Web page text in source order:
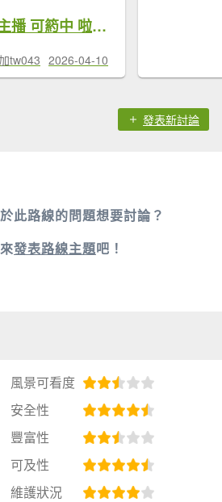
台灣JKF女郎 173主播 可箹中 啦啦隊 在校生 人妻 雙飛 和素人免費視頻+飛機nini9595
tw043 2026-04-10
發表新討論
此路線的問題想要討論？
發表路線主題吧！
風景可看度
安全性
豐富性
可及性
維護狀況